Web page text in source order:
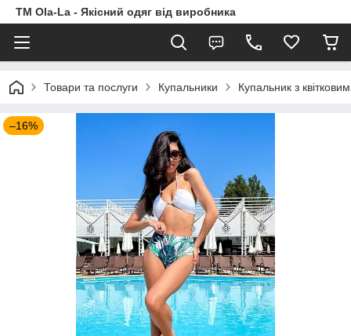
TM Ola-La - Якісний одяг від виробника
Товари та послуги Купальники Купальник з
–16%